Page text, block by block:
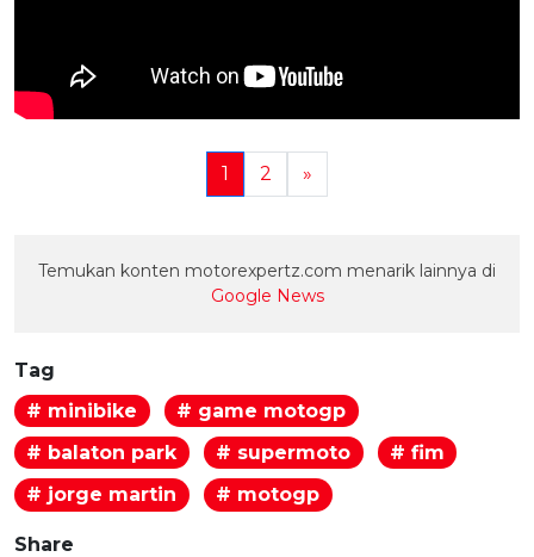
1 2 »
Temukan konten motorexpertz.com menarik lainnya di
Google News
Tag
# minibike
# game motogp
# balaton park
# supermoto
# fim
# jorge martin
# motogp
Share